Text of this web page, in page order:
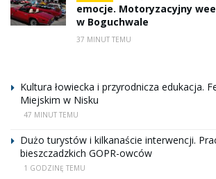
emocje. Motoryzacyjny
w Boguchwale
37 MINUT TEMU
Kultura łowiecka i przyrodnicza edukacja.
Miejskim w Nisku
47 MINUT TEMU
Dużo turystów i kilkanaście interwencji.
bieszczadzkich GOPR-owców
1 GODZINĘ TEMU